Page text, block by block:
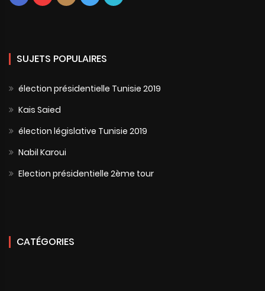
SUJETS POPULAIRES
élection présidentielle Tunisie 2019
Kais Saied
élection législative Tunisie 2019
Nabil Karoui
Election présidentielle 2ème tour
CATÉGORIES